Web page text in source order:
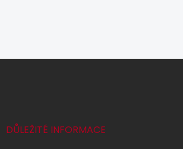
Z
DŮLEŽITÉ INFORMACE